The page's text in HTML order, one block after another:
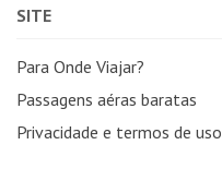
SITE
Para Onde Viajar?
Passagens aéras baratas
Privacidade e termos de uso